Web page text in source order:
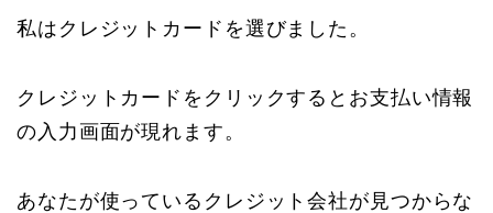
私はクレジットカードを選びました。
クレジットカードをクリックするとお支払い情報
の入力画面が現れます。
あなたが使っているクレジット会社が見つからな